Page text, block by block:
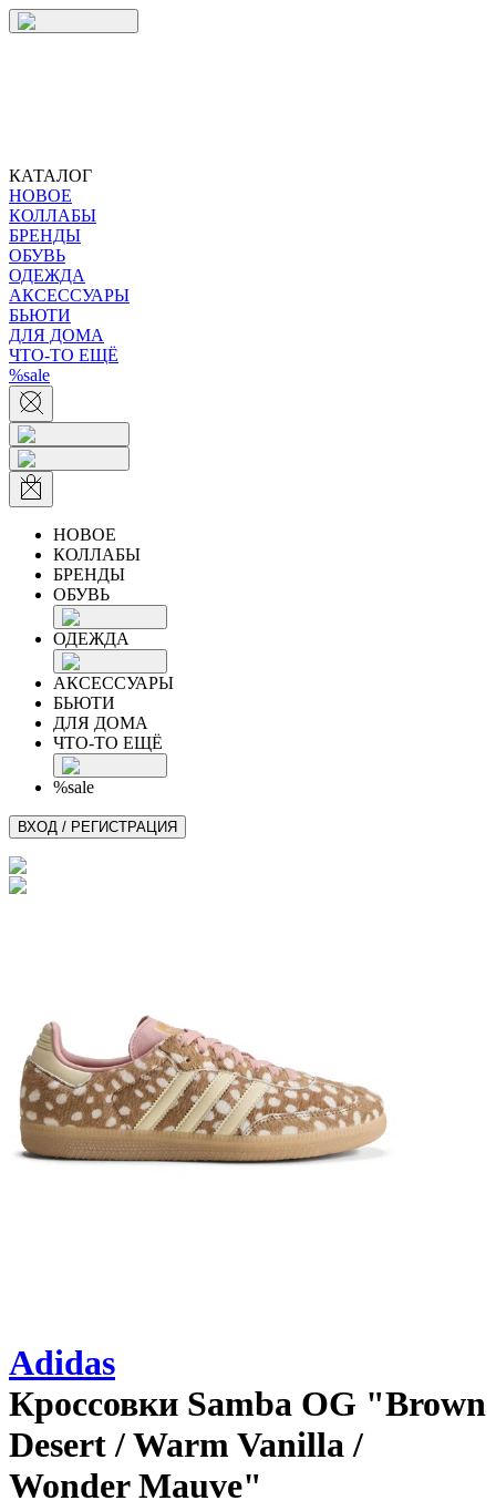
КАТАЛОГ
НОВОЕ
КОЛЛАБЫ
БРЕНДЫ
ОБУВЬ
ОДЕЖДА
АКСЕССУАРЫ
БЬЮТИ
ДЛЯ ДОМА
ЧТО-ТО ЕЩЁ
%sale
НОВОЕ
КОЛЛАБЫ
БРЕНДЫ
ОБУВЬ
ОДЕЖДА
АКСЕССУАРЫ
БЬЮТИ
ДЛЯ ДОМА
ЧТО-ТО ЕЩЁ
%sale
ВХОД / РЕГИСТРАЦИЯ
Adidas
Кроссовки Samba OG "Brown
Desert / Warm Vanilla /
Wonder Mauve"